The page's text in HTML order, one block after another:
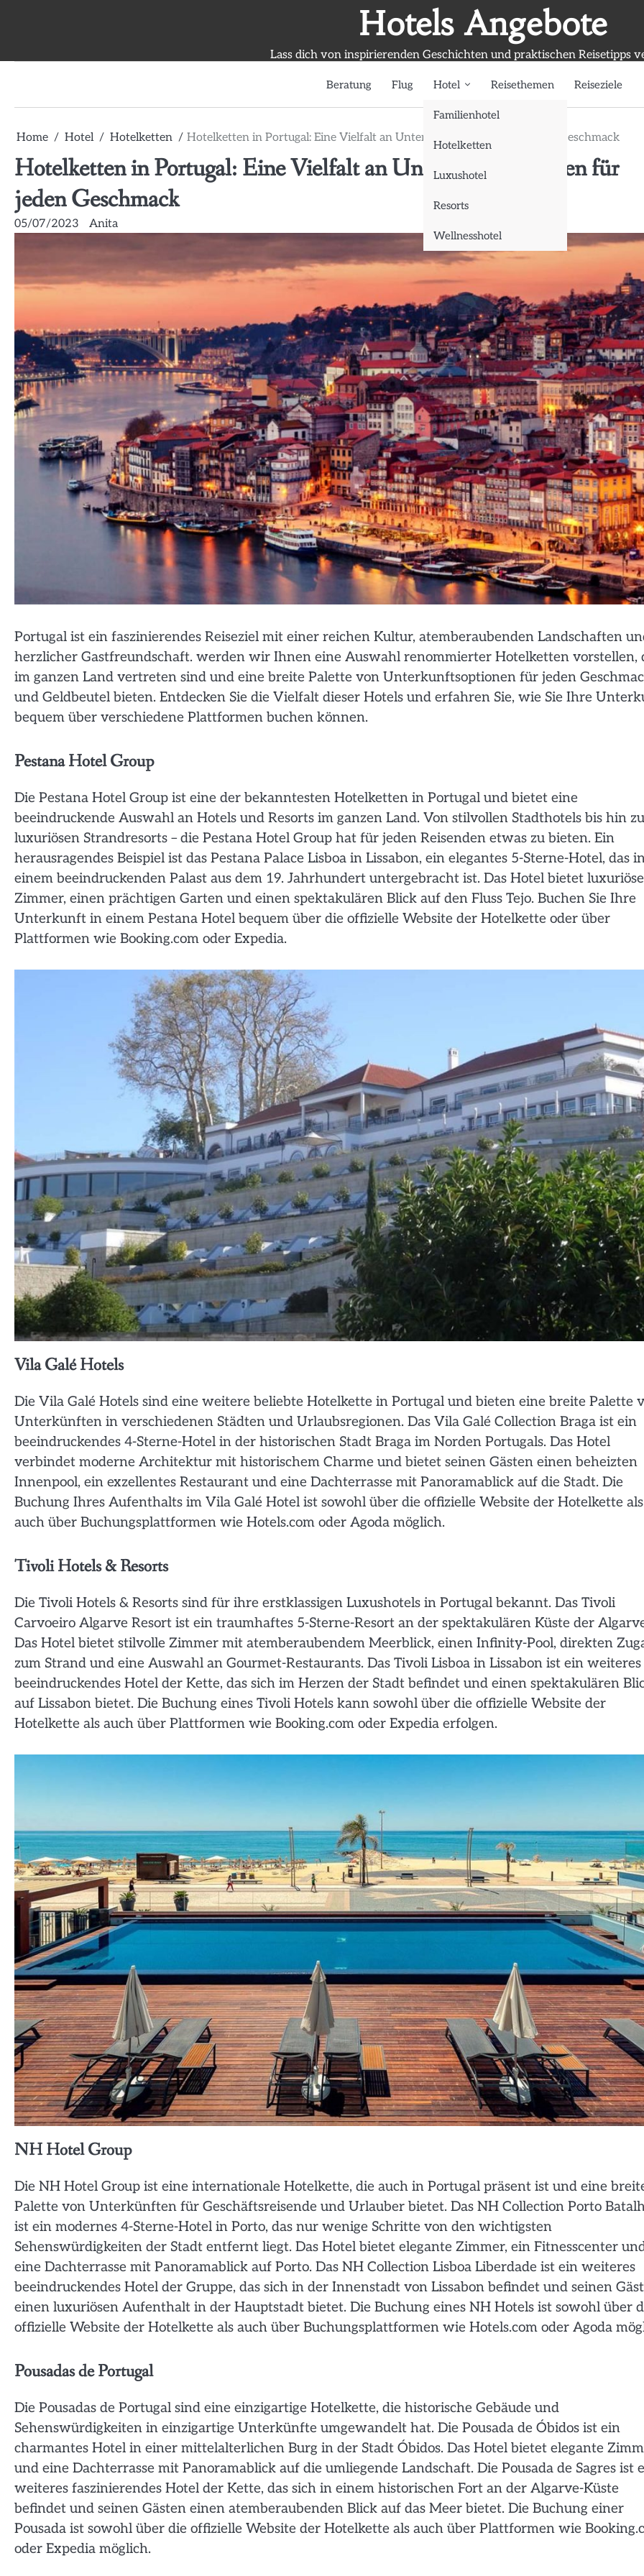
Hotels Angebote
Lass dich von inspirierenden Geschichten und praktischen Reisetipps
Beratung Flug Hotel
Familienhotel
Hotelketten
Luxushotel
Resorts
Wellnesshotel
Reisethemen Reiseziele
Home Hotel Hotelketten Hotelketten in Portugal: Eine Vielfalt an Unterkunftsoptionen für jeden Geschmack
Hotelketten in Portugal: Eine Vielfalt an Unterkunftsoptionen für
jeden Geschmack
05/07/2023 Anita
Portugal ist ein faszinierendes Reiseziel mit einer reichen Kultur, atemberaubenden Landschaften
herzlicher Gastfreundschaft. werden wir Ihnen eine Auswahl renommierter Hotelketten vorstellen,
im ganzen Land vertreten sind und eine breite Palette von Unterkunftsoptionen für jeden
und Geldbeutel bieten. Entdecken Sie die Vielfalt dieser Hotels und erfahren Sie, wie Sie Ihre
bequem über verschiedene Plattformen buchen können.
Pestana Hotel Group
Die Pestana Hotel Group ist eine der bekanntesten Hotelketten in Portugal und bietet eine
beeindruckende Auswahl an Hotels und Resorts im ganzen Land. Von stilvollen Stadthotels bis hin zu
luxuriösen Strandresorts – die Pestana Hotel Group hat für jeden Reisenden etwas zu bieten. Ein
herausragendes Beispiel ist das Pestana Palace Lisboa in Lissabon, ein elegantes 5-Sterne-Hotel, das
einem beeindruckenden Palast aus dem 19. Jahrhundert untergebracht ist. Das Hotel bietet luxuriöse
Zimmer, einen prächtigen Garten und einen spektakulären Blick auf den Fluss Tejo. Buchen Sie Ihre
Unterkunft in einem Pestana Hotel bequem über die offizielle Website der Hotelkette oder über
Plattformen wie Booking.com oder Expedia.
Vila Galé Hotels
Die Vila Galé Hotels sind eine weitere beliebte Hotelkette in Portugal und bieten eine breite Palette
Unterkünften in verschiedenen Städten und Urlaubsregionen. Das Vila Galé Collection Braga ist ein
beeindruckendes 4-Sterne-Hotel in der historischen Stadt Braga im Norden Portugals. Das Hotel
verbindet moderne Architektur mit historischem Charme und bietet seinen Gästen einen beheizten
Innenpool, ein exzellentes Restaurant und eine Dachterrasse mit Panoramablick auf die Stadt. Die
Buchung Ihres Aufenthalts im Vila Galé Hotel ist sowohl über die offizielle Website der Hotelkette als
auch über Buchungsplattformen wie Hotels.com oder Agoda möglich.
Tivoli Hotels & Resorts
Die Tivoli Hotels & Resorts sind für ihre erstklassigen Luxushotels in Portugal bekannt. Das Tivoli
Carvoeiro Algarve Resort ist ein traumhaftes 5-Sterne-Resort an der spektakulären Küste der
Das Hotel bietet stilvolle Zimmer mit atemberaubendem Meerblick, einen Infinity-Pool, direkten
zum Strand und eine Auswahl an Gourmet-Restaurants. Das Tivoli Lisboa in Lissabon ist ein weiteres
beeindruckendes Hotel der Kette, das sich im Herzen der Stadt befindet und einen spektakulären
auf Lissabon bietet. Die Buchung eines Tivoli Hotels kann sowohl über die offizielle Website der
Hotelkette als auch über Plattformen wie Booking.com oder Expedia erfolgen.
NH Hotel Group
Die NH Hotel Group ist eine internationale Hotelkette, die auch in Portugal präsent ist und eine
Palette von Unterkünften für Geschäftsreisende und Urlauber bietet. Das NH Collection Porto
ist ein modernes 4-Sterne-Hotel in Porto, das nur wenige Schritte von den wichtigsten
Sehenswürdigkeiten der Stadt entfernt liegt. Das Hotel bietet elegante Zimmer, ein Fitnesscenter
eine Dachterrasse mit Panoramablick auf Porto. Das NH Collection Lisboa Liberdade ist ein weiteres
beeindruckendes Hotel der Gruppe, das sich in der Innenstadt von Lissabon befindet und seinen
einen luxuriösen Aufenthalt in der Hauptstadt bietet. Die Buchung eines NH Hotels ist sowohl über
offizielle Website der Hotelkette als auch über Buchungsplattformen wie Hotels.com oder Agoda
Pousadas de Portugal
Die Pousadas de Portugal sind eine einzigartige Hotelkette, die historische Gebäude und
Sehenswürdigkeiten in einzigartige Unterkünfte umgewandelt hat. Die Pousada de Óbidos ist ein
charmantes Hotel in einer mittelalterlichen Burg in der Stadt Óbidos. Das Hotel bietet elegante
und eine Dachterrasse mit Panoramablick auf die umliegende Landschaft. Die Pousada de Sagres ist
weiteres faszinierendes Hotel der Kette, das sich in einem historischen Fort an der Algarve-Küste
befindet und seinen Gästen einen atemberaubenden Blick auf das Meer bietet. Die Buchung einer
Pousada ist sowohl über die offizielle Website der Hotelkette als auch über Plattformen wie
oder Expedia möglich.